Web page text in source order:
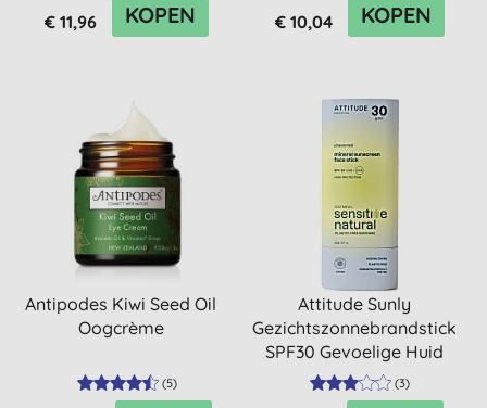
€ 11,96 KOPEN € 10,04 KOPEN
Antipodes Kiwi Seed Oil
Oogcrème
(5)
Attitude Sunly
Gezichtszonnebrandstick
SPF30 Gevoelige Huid
Parfumvrij(3)